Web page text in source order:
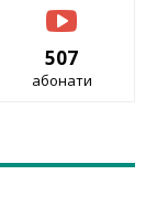
507
абонати